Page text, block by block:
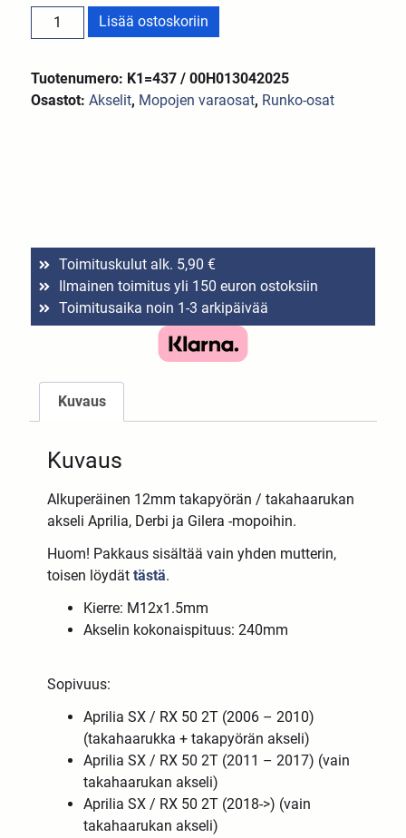
Lisää ostoskoriin
Tuotenumero: K1=437 / 00H013042025
Osastot:Akselit, Mopojen varaosat, Runko-osat
Toimituskulut alk. 5,90 €
Ilmainen toimitus yli 150 euron ostoksiin
Toimitusaika noin 1-3 arkipäivää
Kuvaus
Kuvaus
Alkuperäinen 12mm takapyörän / takahaarukan
akseli Aprilia, Derbi ja Gilera -mopoihin.
Huom! Pakkaus sisältää vain yhden mutterin,
toisen löydättästä.
Kierre: M12x1.5mm
Akselin kokonaispituus: 240mm
Sopivuus:
Aprilia SX / RX 50 2T (2006 – 2010)
(takahaarukka + takapyörän akseli)
Aprilia SX / RX 50 2T (2011 – 2017) (vain
takahaarukan akseli)
Aprilia SX / RX 50 2T (2018->) (vain
takahaarukan akseli)